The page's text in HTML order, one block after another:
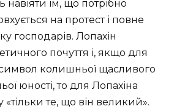
їм, що потрібно
на протест і повне
господарів. Лопахін
почуття і, якщо для
колишньої щасливого
юності, то для Лопахіна
те, що він великий».